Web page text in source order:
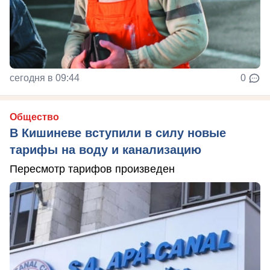
сегодня в 09:44 0
Общество
В Кишиневе вступили в силу новые
тарифы на воду и канализацию
Пересмотр тарифов произведен